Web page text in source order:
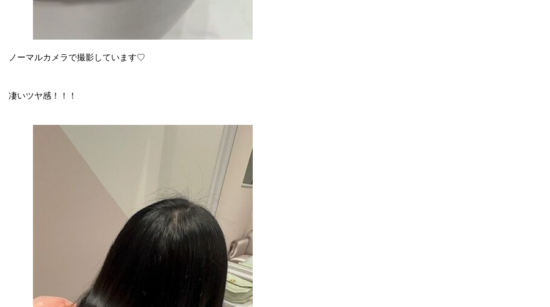
ノーマルカメラで撮影しています♡
凄いツヤ感！！！